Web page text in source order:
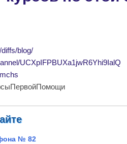
blog/
UCXpIFPBUXa1jwR6Yhi9IalQ
№ 82